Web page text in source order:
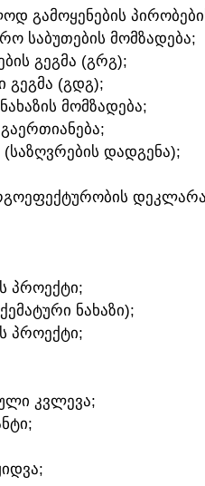
ᲒᲐᲛᲝᲧᲔᲜᲔᲑᲘᲡ
ᲡᲐᲑᲣᲗᲔᲑᲘᲡ ᲛᲝᲛᲖᲐᲓᲔᲑᲐ;
ᲒᲔᲒᲛᲐ (ᲒᲠᲒ);
ᲒᲔᲒᲛᲐ (ᲒᲓᲒ);
ᲛᲝᲛᲖᲐᲓᲔᲑᲐ;
ᲒᲐᲔᲠᲗᲘᲐᲜᲔᲑᲐ;
(ᲡᲐᲖᲦᲕᲠᲔᲑᲘᲡ ᲓᲐᲓᲒᲔᲜᲐ);
ᲞᲠᲝᲔᲥᲢᲘ;
ᲜᲐᲮᲐᲖᲘ);
ᲞᲠᲝᲔᲥᲢᲘ;
ᲙᲕᲚᲔᲕᲐ;